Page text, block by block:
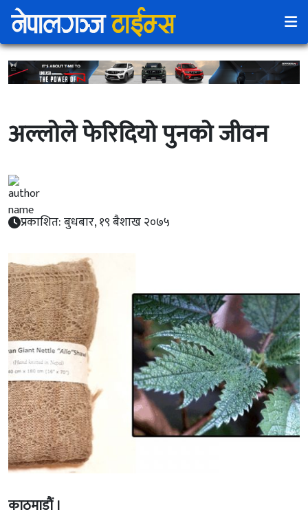
अल्लाेले फेरिदियाे पुनकाे जीवन
प्रकाशित: बुधबार, १९ बैशाख २०७५
काठमाडाैं ।